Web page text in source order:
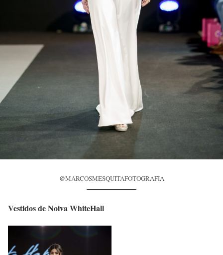
@MARCOSMESQUITAFOTOGRAFIA
Vestidos de Noiva WhiteHall